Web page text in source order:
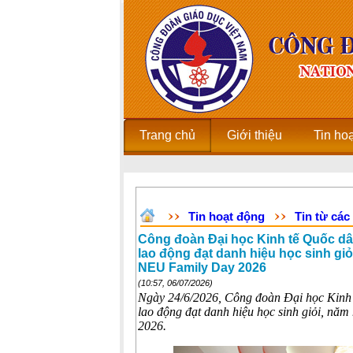
Trang chủ Giới thiệu Tin
Tin hoạt động
Tin từ
Công đoàn Đại học Kinh tế Quốc
lao động đạt danh hiệu học sinh
NEU Family Day 2026
(10:57, 06/07/2026)
Ngày 24/6/2026, Công đoàn Đại học
lao động đạt danh hiệu học sinh giỏi,
2026.